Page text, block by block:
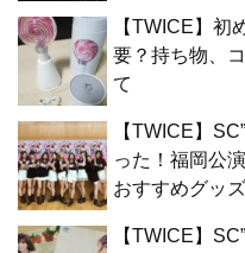
【TWICE】初
要？持ち物、
て
【TWICE】
った！福岡公
おすすめグッ
【TWICE】